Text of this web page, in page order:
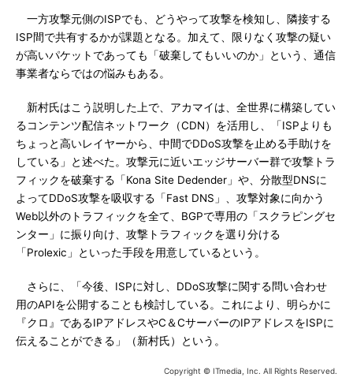
一方攻撃元側のISPでも、どうやって攻撃を検知し、隣接する
ISP間で共有するかが課題となる。加えて、限りなく攻撃の疑い
が高いパケットであっても「破棄してもいいのか」という、通信
事業者ならではの悩みもある。
新村氏はこう説明した上で、アカマイは、全世界に構築してい
るコンテンツ配信ネットワーク（CDN）を活用し、「ISPよりも
ちょっと高いレイヤーから、中間でDDoS攻撃を止める手助けを
している」と述べた。攻撃元に近いエッジサーバー群で攻撃トラ
フィックを破棄する「Kona Site Dedender」や、分散型DNSに
よってDDoS攻撃を吸収する「Fast DNS」、攻撃対象に向かう
Web以外のトラフィックを全て、BGPで専用の「スクラピングセ
ンター」に振り向け、攻撃トラフィックを選り分ける
「Prolexic」といった手段を用意しているという。
さらに、「今後、ISPに対し、DDoS攻撃に関する問い合わせ
用のAPIを公開することも検討している。これにより、明らかに
『クロ』であるIPアドレスやC＆CサーバーのIPアドレスをISPに
伝えることができる」（新村氏）という。
Copyright © ITmedia, Inc. All Rights Reserved.